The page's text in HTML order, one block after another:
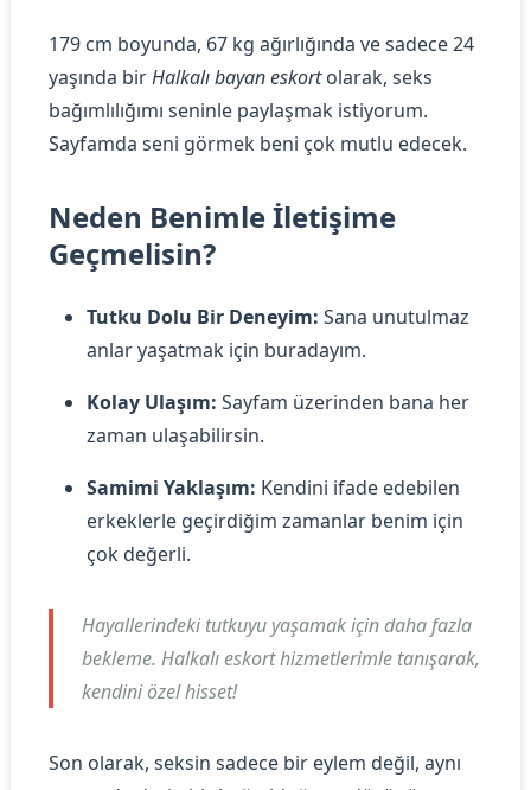
179 cm boyunda, 67 kg ağırlığında ve sadece 24
yaşında birHalkalı bayan eskortolarak, seks
bağımlılığımı seninle paylaşmak istiyorum.
Sayfamda seni görmek beni çok mutlu edecek.
Neden Benimle İletişime
Geçmelisin?
Tutku Dolu Bir Deneyim: Sana unutulmaz
anlar yaşatmak için buradayım.
Kolay Ulaşım: Sayfam üzerinden bana her
zaman ulaşabilirsin.
Samimi Yaklaşım: Kendini ifade edebilen
erkeklerle geçirdiğim zamanlar benim için
çok değerli.
Hayallerindeki tutkuyu yaşamak için daha fazla
bekleme. Halkalı eskort hizmetlerimle tanışarak,
kendini özel hisset!
Son olarak, seksin sadece bir eylem değil, aynı